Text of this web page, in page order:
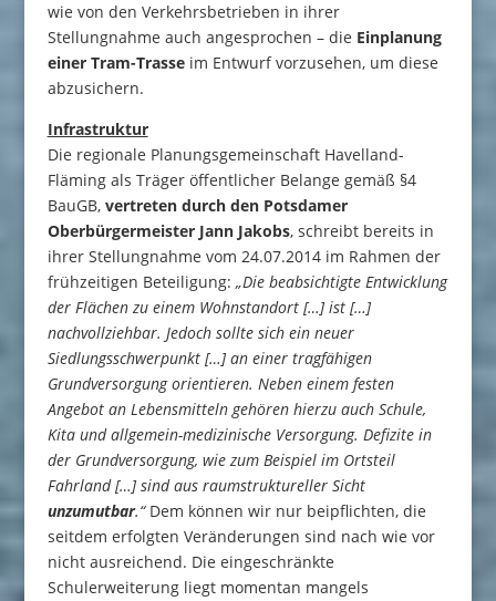
wie von den Verkehrsbetrieben in ihrer
Stellungnahme auch angesprochen – die Einplanung
einer Tram-Trasseim Entwurf vorzusehen, um diese
abzusichern.
Infrastruktur
Die regionale Planungsgemeinschaft Havelland-
Fläming als Träger öffentlicher Belange gemäß §4
BauGB, vertreten durch den Potsdamer
Oberbürgermeister Jann Jakobs, schreibt bereits in
ihrer Stellungnahme vom 24.07.2014 im Rahmen der
frühzeitigen Beteiligung: „Die beabsichtigte Entwicklung
der Flächen zu einem Wohnstandort […] ist […]
nachvollziehbar. Jedoch sollte sich ein neuer
Siedlungsschwerpunkt […] an einer tragfähigen
Grundversorgung orientieren. Neben einem festen
Angebot an Lebensmitteln gehören hierzu auch Schule,
Kita und allgemein-medizinische Versorgung. Defizite in
der Grundversorgung, wie zum Beispiel im Ortsteil
Fahrland […] sind aus raumstruktureller Sicht
unzumutbar.“Dem können wir nur beipflichten, die
seitdem erfolgten Veränderungen sind nach wie vor
nicht ausreichend. Die eingeschränkte
Schulerweiterung liegt momentan mangels